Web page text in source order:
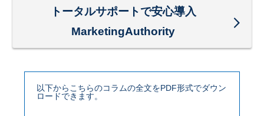
トータルサポートで安心導入
MarketingAuthority
以下からこちらのコラムの全文をPDF形式でダウン
ロードできます。